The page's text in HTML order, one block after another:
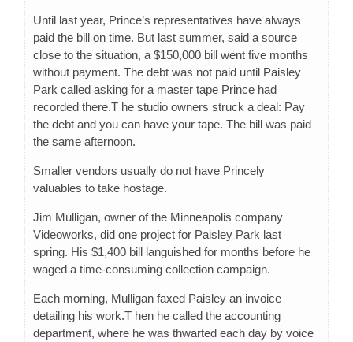
Until last year, Prince’s representatives have always
paid the bill on time. But last summer, said a source
close to the situation, a $150,000 bill went five months
without payment. The debt was not paid until Paisley
Park called asking for a master tape Prince had
recorded there.T he studio owners struck a deal: Pay
the debt and you can have your tape. The bill was paid
the same afternoon.
Smaller vendors usually do not have Princely
valuables to take hostage.
Jim Mulligan, owner of the Minneapolis company
Videoworks, did one project for Paisley Park last
spring. His $1,400 bill languished for months before he
waged a time-consuming collection campaign.
Each morning, Mulligan faxed Paisley an invoice
detailing his work.T hen he called the accounting
department, where he was thwarted each day by voice